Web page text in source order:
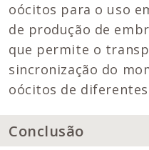
oócitos para o uso
de produção de
que permite o
sincronização do
oócitos de
Conclusão